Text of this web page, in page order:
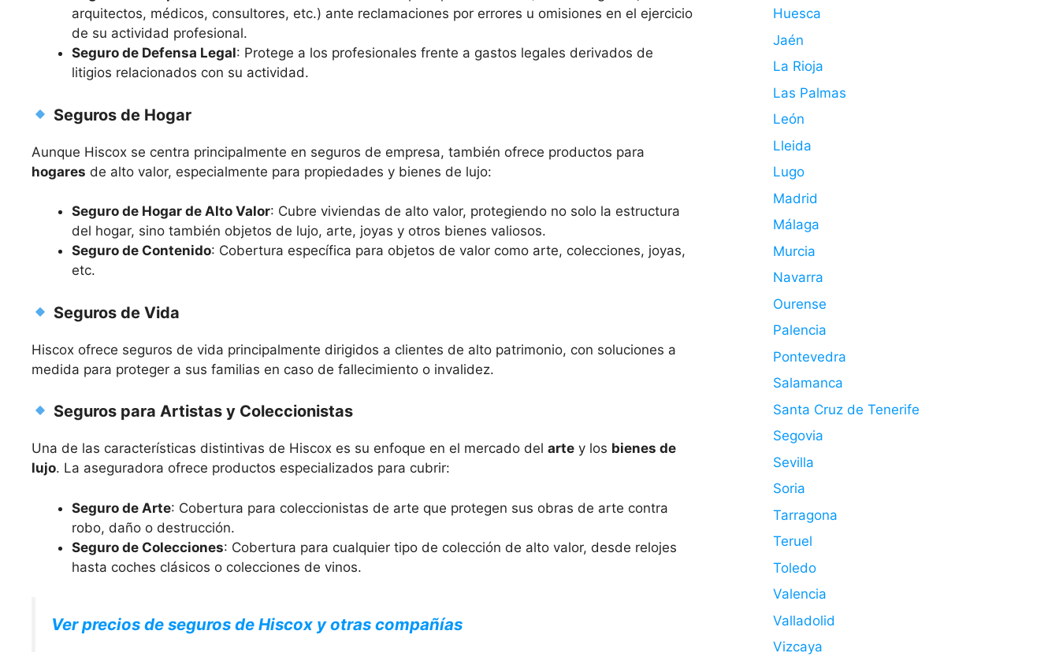
arquitectos, médicos, consultores, etc.) ante reclamaciones por errores u omisiones en el ejercicio
de su actividad profesional.
Seguro de Defensa Legal: Protege a los profesionales frente a gastos legales derivados de
litigios relacionados con su actividad.
Seguros de Hogar
Aunque Hiscox se centra principalmente en seguros de empresa, también ofrece productos para
hogares de alto valor, especialmente para propiedades y bienes de lujo:
Seguro de Hogar de Alto Valor: Cubre viviendas de alto valor, protegiendo no solo la estructura
del hogar, sino también objetos de lujo, arte, joyas y otros bienes valiosos.
Seguro de Contenido: Cobertura específica para objetos de valor como arte, colecciones, joyas,
etc.
Seguros de Vida
Hiscox ofrece seguros de vida principalmente dirigidos a clientes de alto patrimonio, con soluciones a
medida para proteger a sus familias en caso de fallecimiento o invalidez.
Seguros para Artistas y Coleccionistas
Una de las características distintivas de Hiscox es su enfoque en el mercado del arte y los bienes de
lujo. La aseguradora ofrece productos especializados para cubrir:
Seguro de Arte: Cobertura para coleccionistas de arte que protegen sus obras de arte contra
robo, daño o destrucción.
Seguro de Colecciones: Cobertura para cualquier tipo de colección de alto valor, desde relojes
hasta coches clásicos o colecciones de vinos.
Ver precios de seguros de Hiscox y otras compañías
Huesca
Jaén
La Rioja
Las Palmas
León
Lleida
Lugo
Madrid
Málaga
Murcia
Navarra
Ourense
Palencia
Pontevedra
Salamanca
Santa Cruz de Tenerife
Segovia
Sevilla
Soria
Tarragona
Teruel
Toledo
Valencia
Valladolid
Vizcaya